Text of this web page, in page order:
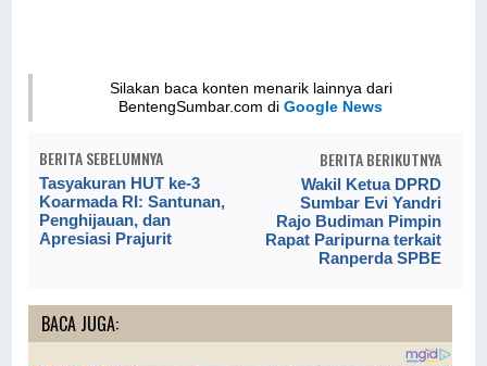
Silakan baca konten menarik lainnya dari
BentengSumbar.com diGoogle News
BERITA SEBELUMNYA
Tasyakuran HUT ke-3
Koarmada RI: Santunan,
Penghijauan, dan
Apresiasi Prajurit
BERITA BERIKUTNYA
Wakil Ketua DPRD
Sumbar Evi Yandri
Rajo Budiman Pimpin
Rapat Paripurna terkait
Ranperda SPBE
BACA JUGA: